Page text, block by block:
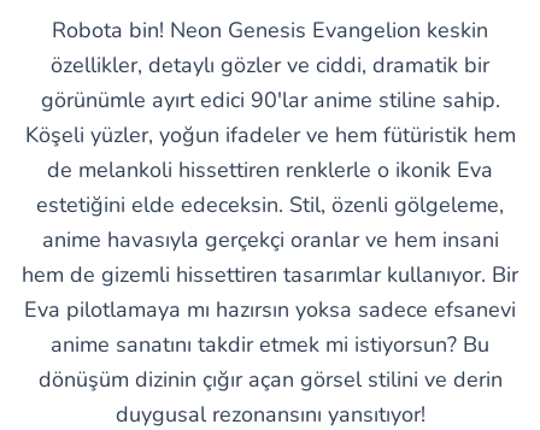
Robota bin! Neon Genesis Evangelion keskin
özellikler, detaylı gözler ve ciddi, dramatik bir
görünümle ayırt edici 90'lar anime stiline sahip.
Köşeli yüzler, yoğun ifadeler ve hem fütüristik hem
de melankoli hissettiren renklerle o ikonik Eva
estetiğini elde edeceksin. Stil, özenli gölgeleme,
anime havasıyla gerçekçi oranlar ve hem insani
hem de gizemli hissettiren tasarımlar kullanıyor. Bir
Eva pilotlamaya mı hazırsın yoksa sadece efsanevi
anime sanatını takdir etmek mi istiyorsun? Bu
dönüşüm dizinin çığır açan görsel stilini ve derin
duygusal rezonansını yansıtıyor!